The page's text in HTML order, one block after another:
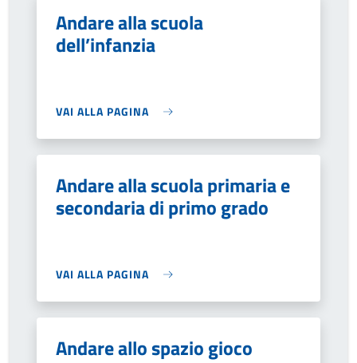
Andare alla scuola
dell’infanzia
VAI ALLA PAGINA
Andare alla scuola primaria e
secondaria di primo grado
VAI ALLA PAGINA
Andare allo spazio gioco